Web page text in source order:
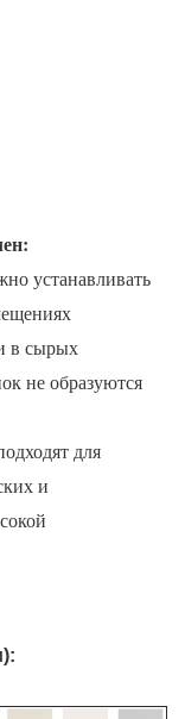
:
устанавливать
в сырых
не образуются
для
и